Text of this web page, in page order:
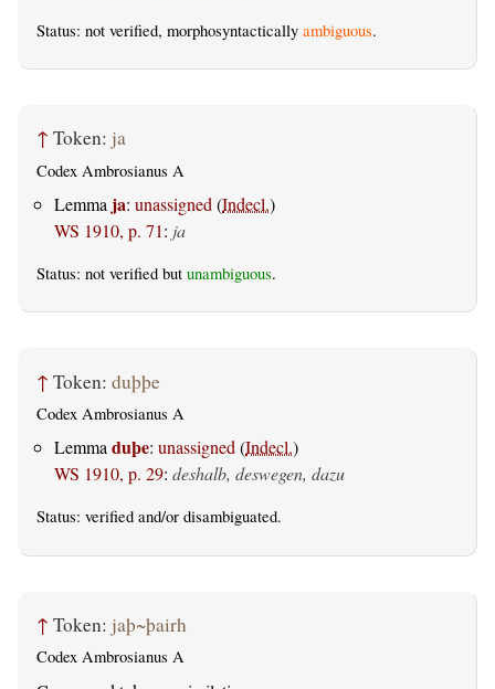
Status: not verified, morphosyntactically ambiguous.
↑ Token: ja
Codex Ambrosianus A
Lemma ja: unassigned (Indecl.)
WS 1910, p. 71: ja
Status: not verified but unambiguous.
↑ Token: duþþe
Codex Ambrosianus A
Lemmaduþe: unassigned(Indecl.)
WS 1910, p. 29: deshalb, deswegen, dazu
Status: verified and/or disambiguated.
↑ Token: jaþ~þairh
Codex Ambrosianus A